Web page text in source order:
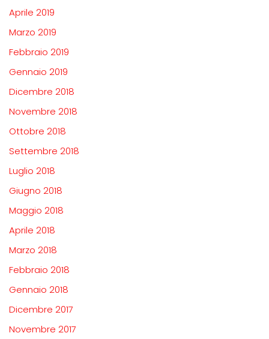
Aprile 2019
Marzo 2019
Febbraio 2019
Gennaio 2019
Dicembre 2018
Novembre 2018
Ottobre 2018
Settembre 2018
Luglio 2018
Giugno 2018
Maggio 2018
Aprile 2018
Marzo 2018
Febbraio 2018
Gennaio 2018
Dicembre 2017
Novembre 2017